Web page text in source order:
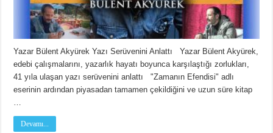
Yazar Bülent Akyürek Yazı Serüvenini Anlattı Yazar Bülent Akyürek,
edebi çalışmalarını, yazarlık hayatı boyunca karşılaştığı zorlukları,
41 yıla ulaşan yazı serüvenini anlattı "Zamanın Efendisi" adlı
eserinin ardından piyasadan tamamen çekildiğini ve uzun süre kitap
Devamı...